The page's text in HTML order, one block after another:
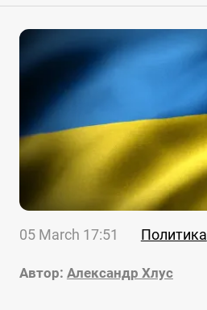
05 March 17:51 Политика
Автор: Александр Хлус